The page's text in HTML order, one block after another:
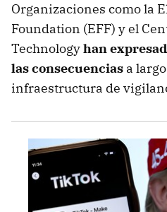
Organizaciones como la
Foundation (EFF) y el
Technologyhan
las consecuencias a
infraestructura de